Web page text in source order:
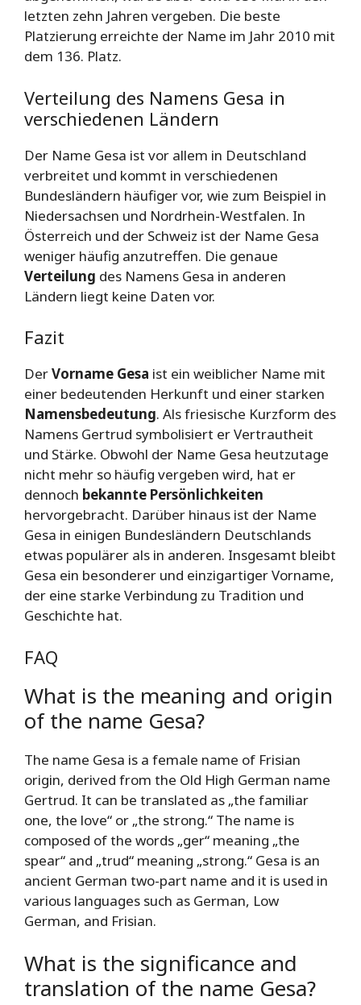
letzten zehn Jahren vergeben. Die beste
Platzierung erreichte der Name im Jahr 2010 mit
dem 136. Platz.
Verteilung des Namens Gesa in
verschiedenen Ländern
Der Name Gesa ist vor allem in Deutschland
verbreitet und kommt in verschiedenen
Bundesländern häufiger vor, wie zum Beispiel in
Niedersachsen und Nordrhein-Westfalen. In
Österreich und der Schweiz ist der Name Gesa
weniger häufig anzutreffen. Die genaue
Verteilung des Namens Gesa in anderen
Ländern liegt keine Daten vor.
Fazit
DerVorname Gesa ist ein weiblicher Name mit
einer bedeutenden Herkunft und einer starken
Namensbedeutung. Als friesische Kurzform des
Namens Gertrud symbolisiert er Vertrautheit
und Stärke. Obwohl der Name Gesa heutzutage
nicht mehr so häufig vergeben wird, hat er
dennoch bekannte Persönlichkeiten
hervorgebracht. Darüber hinaus ist der Name
Gesa in einigen Bundesländern Deutschlands
etwas populärer als in anderen. Insgesamt bleibt
Gesa ein besonderer und einzigartiger Vorname,
der eine starke Verbindung zu Tradition und
Geschichte hat.
FAQ
What is the meaning and origin
of the name Gesa?
The name Gesa is a female name of Frisian
origin, derived from the Old High German name
Gertrud. It can be translated as „the familiar
one, the love“ or „the strong.“ The name is
composed of the words „ger“ meaning „the
spear“ and „trud“ meaning „strong.“ Gesa is an
ancient German two-part name and it is used in
various languages such as German, Low
German, and Frisian.
What is the significance and
translation of the name Gesa?